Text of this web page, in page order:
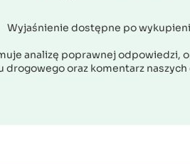
Wyjaśnienie dostępne po
analizę poprawnej odpowiedzi,
drogowego oraz komentarz